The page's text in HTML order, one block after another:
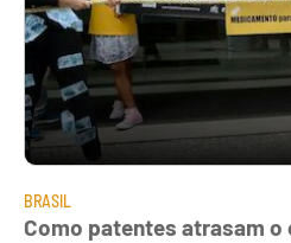
BRASIL
Como patentes atrasam